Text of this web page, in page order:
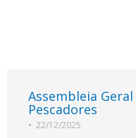
Assembleia
Pescadores
• 22/12/2025